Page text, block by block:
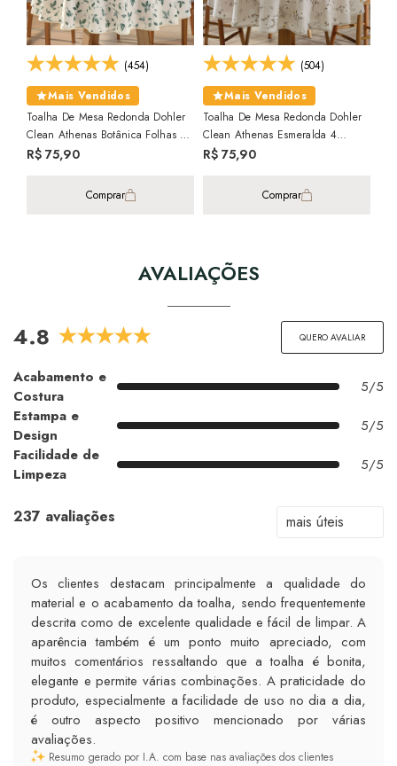
(454)
Mais Vendidos
Toalha De Mesa Redonda Dohler
Clean Athenas Botânica Folhas 4
Lugares 1,60m
R$ 75,90
Comprar
(504)
Mais Vendidos
Toalha De Mesa Redonda Dohler
Clean Athenas Esmeralda 4
Lugares 1,60m
R$ 75,90
Comprar
AVALIAÇÕES
4.8
Acabamento e
Costura
5/5
Estampa e
Design
5/5
Facilidade de
Limpeza
5/5
QUERO AVALIAR
237 avaliações
Os clientes destacam principalmente a qualidade do
material e o acabamento da toalha, sendo frequentemente
descrita como de excelente qualidade e fácil de limpar. A
aparência também é um ponto muito apreciado, com
muitos comentários ressaltando que a toalha é bonita,
elegante e permite várias combinações. A praticidade do
produto, especialmente a facilidade de uso no dia a dia,
é outro aspecto positivo mencionado por várias
avaliações.
Resumo gerado por I.A. com base nas avaliações dos clientes